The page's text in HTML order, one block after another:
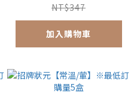
NT$347
加入購物車